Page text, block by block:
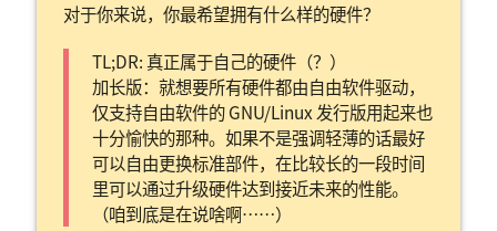
对于你来说，你最希望拥有什么样的硬件？
TL;DR: 真正属于自己的硬件（？）
加长版：就想要所有硬件都由自由软件驱动，
仅支持自由软件的 GNU/Linux 发行版用起来也
十分愉快的那种。如果不是强调轻薄的话最好
可以自由更换标准部件，在比较长的一段时间
里可以通过升级硬件达到接近未来的性能。
（咱到底是在说啥啊……）